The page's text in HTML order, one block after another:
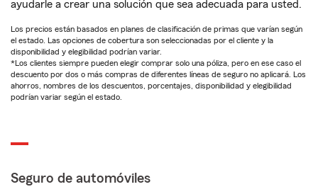
ayudarle a crear una solución que sea adecuada para usted.
Los precios están basados en planes de clasificación de primas que varían según
el estado. Las opciones de cobertura son seleccionadas por el cliente y la
disponibilidad y elegibilidad podrían variar.
*Los clientes siempre pueden elegir comprar solo una póliza, pero en ese caso el
descuento por dos o más compras de diferentes líneas de seguro no aplicará. Los
ahorros, nombres de los descuentos, porcentajes, disponibilidad y elegibilidad
podrían variar según el estado.
Seguro de automóviles